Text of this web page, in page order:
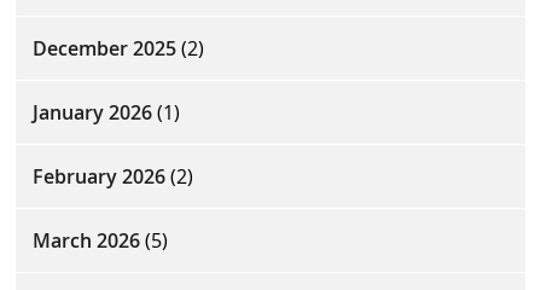
December 2025(2)
January 2026(1)
February 2026(2)
March 2026(5)